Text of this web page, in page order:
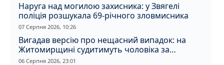
Наруга над могилою захисника: у Звягелі
поліція розшукала 69-річного зловмисника
07 Серпня 2026, 10:26
Вигадав версію про нещасний випадок: на
Житомирщині судитимуть чоловіка за
вбивство співмешканки
06 Серпня 2026, 23:01